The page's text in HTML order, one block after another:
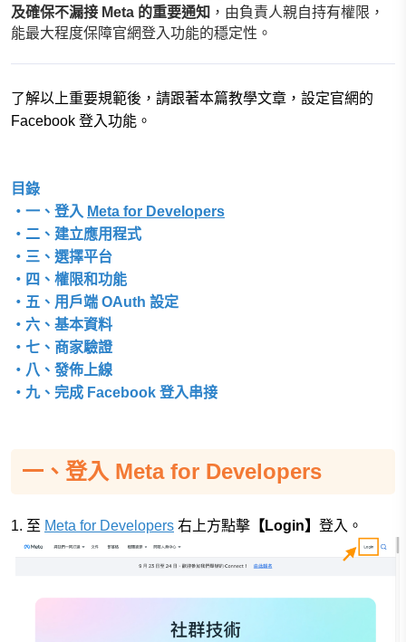
及確保不漏接 Meta 的重要通知 ， 由負責人親自持有權限，
能最大程度保障官網登入功能的穩定性。
了解以上重要規範後，請跟著本篇教學文章，設定官網的
Facebook 登入功能。
目錄
・一、登入 Meta for Developers
・二、建立應用程式
・三、選擇平台
・四、權限和功能
・五、用戶端 OAuth 設定
・六、基本資料
・七、商家驗證
・八、發佈上線
・九、完成 Facebook 登入串接
一、登入 Meta for Developers
1. 至 Meta for Developers 右上方點擊 【Login】 登入。